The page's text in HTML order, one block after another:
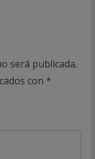
será publicada.
con *